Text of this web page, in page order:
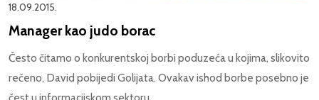
18.09.2015.
Manager kao judo borac
Često čitamo o konkurentskoj borbi poduzeća u kojima, slikovito
rečeno, David pobijedi Golijata. Ovakav ishod borbe posebno je